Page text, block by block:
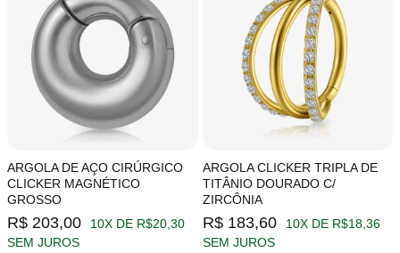
ARGOLA DE AÇO CIRÚRGICO
CLICKER MAGNÉTICO
GROSSO
R$ 203,00
10X DE R$20,30
SEM JUROS
ARGOLA CLICKER TRIPLA DE
TITÂNIO DOURADO C/
ZIRCÔNIA
R$ 183,60
10X DE R$18,36
SEM JUROS